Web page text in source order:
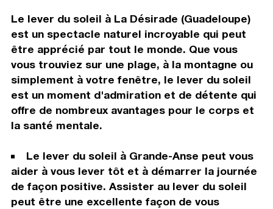
Le lever du soleil à La Désirade (Guadeloupe)
est un spectacle naturel incroyable qui peut
être apprécié par tout le monde. Que vous
vous trouviez sur une plage, à la montagne ou
simplement à votre fenêtre, le lever du soleil
est un moment d'admiration et de détente qui
offre de nombreux avantages pour le corps et
la santé mentale.
Le lever du soleil à Grande-Anse peut vous
aider à vous lever tôt et à démarrer la journée
de façon positive. Assister au lever du soleil
peut être une excellente façon de vous